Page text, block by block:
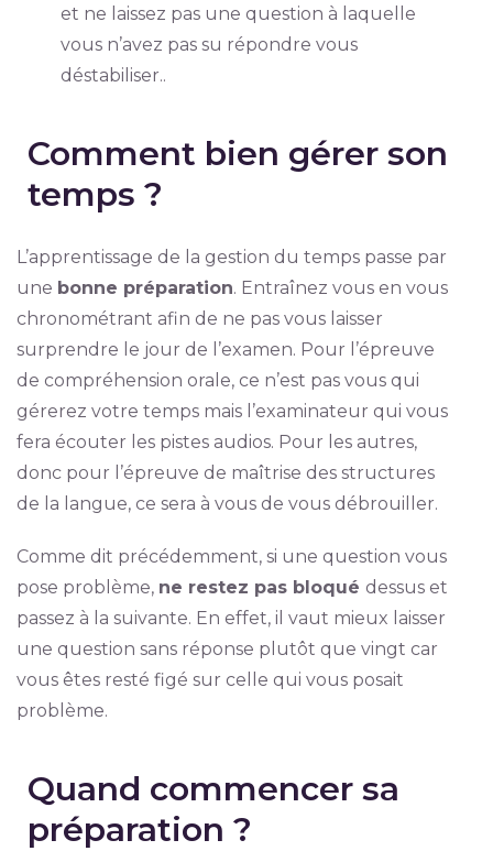
et ne laissez pas une question à laquelle
vous n’avez pas su répondre vous
déstabiliser..
Comment bien gérer son
temps ?
L’apprentissage de la gestion du temps passe par
une bonne préparation. Entraînez vous en vous
chronométrant afin de ne pas vous laisser
surprendre le jour de l’examen. Pour l’épreuve
de compréhension orale, ce n’est pas vous qui
gérerez votre temps mais l’examinateur qui vous
fera écouter les pistes audios. Pour les autres,
donc pour l’épreuve de maîtrise des structures
de la langue, ce sera à vous de vous débrouiller.
Comme dit précédemment, si une question vous
pose problème, ne restez pas bloqué dessus et
passez à la suivante. En effet, il vaut mieux laisser
une question sans réponse plutôt que vingt car
vous êtes resté figé sur celle qui vous posait
problème.
Quand commencer sa
préparation ?